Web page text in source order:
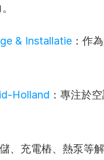
& Installatie ：作
Holland ：專注於
、充電樁、熱泵等